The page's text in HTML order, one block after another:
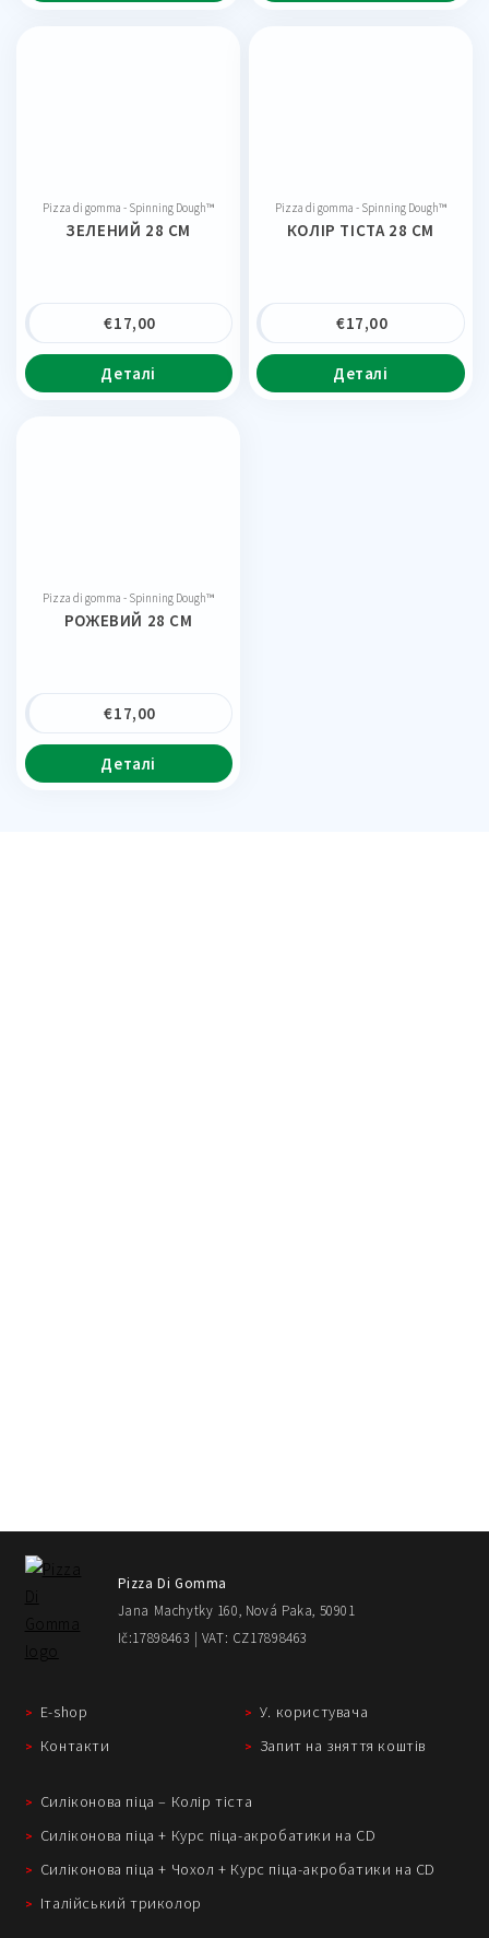
Pizza di gomma - Spinning Dough™
ЗЕЛЕНИЙ 28 CM
€17,00
Деталі
Pizza di gomma - Spinning Dough™
КОЛІР ТІСТА 28 CM
€17,00
Деталі
Pizza di gomma - Spinning Dough™
РОЖЕВИЙ 28 CM
€17,00
Деталі
Pizza Di Gomma
Jana Machytky 160, Nová Paka, 50901
Ič:17898463 | VAT: CZ17898463
E-shop
У. користувача
Контакти
Запит на зняття коштів
Силіконова піца – Колір тіста
Силіконова піца + Курс піца-акробатики на CD
Силіконова піца + Чохол + Курс піца-акробатики на CD
Італійський триколор